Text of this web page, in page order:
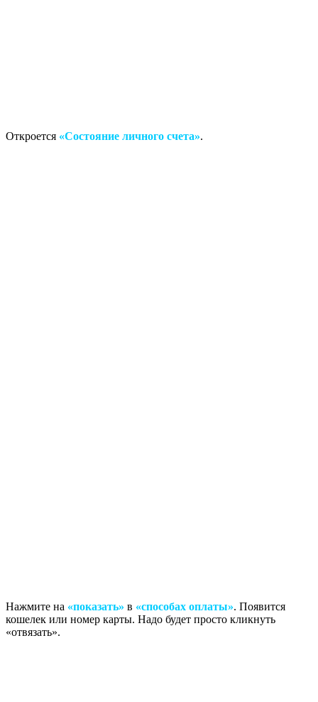
Откроется «Состояние личного счета».
Нажмите на «показать» в «способах оплаты». Появится
кошелек или номер карты. Надо будет просто кликнуть
«отвязать».